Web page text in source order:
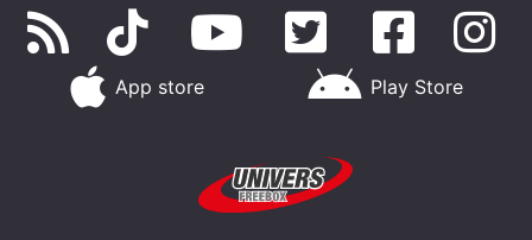
App store Play Store